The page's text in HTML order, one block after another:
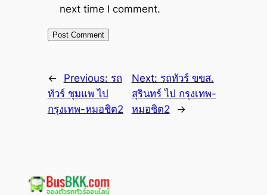
next time I comment.
← Previous: รถ
ทัวร์ ชุมแพ ไป
กรุงเทพ-หมอชิต2
Next: รถทัวร์ ขขส.
สุรินทร์ ไป กรุงเทพ-
หมอชิต2
→